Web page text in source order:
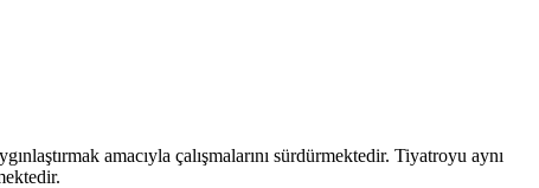
amacıyla çalışmalarını sürdürmektedir. Tiyatroyu aynı